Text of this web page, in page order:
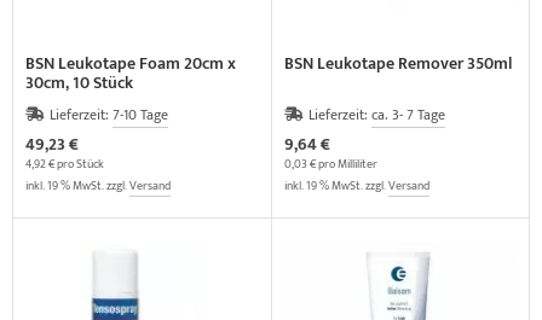
BSN Leukotape Foam 20cm x
30cm, 10 Stück
Lieferzeit: 7-10 Tage
49,23 €
4,92 € pro Stück
inkl. 19 % MwSt. zzgl.Versand
BSN Leukotape Remover 350ml
Lieferzeit: ca. 3- 7 Tage
9,64 €
0,03 € pro Milliliter
inkl. 19 % MwSt. zzgl.Versand